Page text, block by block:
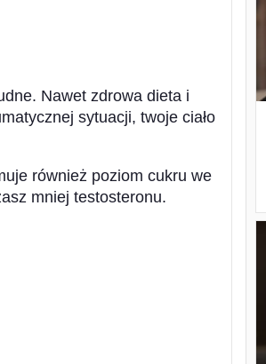
Nawet zdrowa dieta i
sytuacji, twoje ciało
również poziom cukru we
mniej testosteronu.